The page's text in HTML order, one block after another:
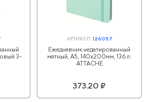
3-
АРТИКУЛ:126057
Ежедневник недатированный
мятный, А5, 140x200мм, 136 л.
ATTACHE
373.20 ₽